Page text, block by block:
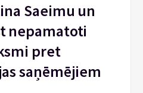
Saeimu un
nepamatoti
pret
saņēmējiem